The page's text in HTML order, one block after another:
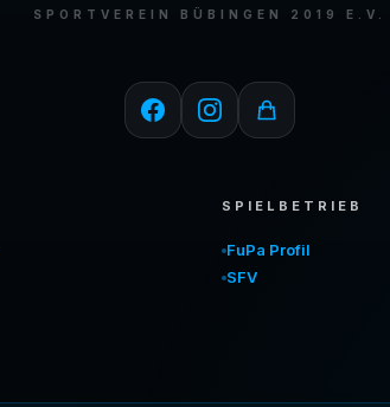
SPORTVEREIN BÜBINGEN 2019 E.V.
SPIELBETRIEB
FuPa Profil
SFV